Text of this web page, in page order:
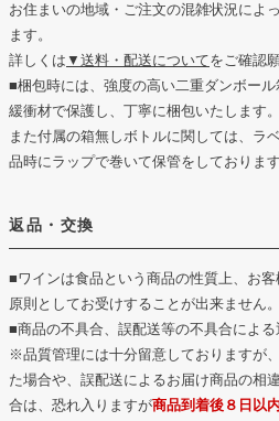
お住まいの地域・ご注文の混雑状況によ
ます。
詳しくは ▼送料・配送についてをご確認
■梱包時には、強度の高い二重ダンボー
緩衝材で保護し、丁寧に梱包いたします。
また付属の箱無しボトルに関しては、ラ
品時にラップで巻いて保管をしております
返品・交換
■ワインは食品という商品の性質上、お
原則としてお受けすることが出来ません
■商品の不具合、誤配送等の不具合によ
※品質管理には十分留意しておりますが
た場合や、誤配送によるお届け商品の相
合は、恐れ入りますが商品到着後８日以